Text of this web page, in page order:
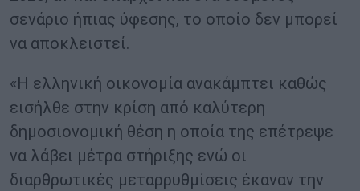
σενάριο ήπιας ύφεσης, το οποίο δεν μπορεί
να αποκλειστεί.
«Η ελληνική οικονομία ανακάμπτει καθώς
εισήλθε στην κρίση από καλύτερη
δημοσιονομική θέση η οποία της επέτρεψε
να λάβει μέτρα στήριξης ενώ οι
διαρθρωτικές μεταρρυθμίσεις έκαναν την